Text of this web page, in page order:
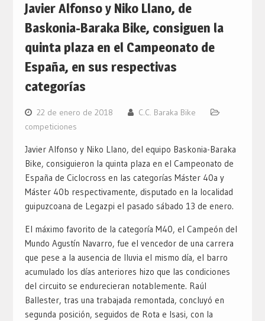
Javier Alfonso y Niko Llano, de
Baskonia-Baraka Bike, consiguen la
quinta plaza en el Campeonato de
España, en sus respectivas
categorías
22 de enero de 2018
C.C. Baraka Bike
competiciones
Javier Alfonso y Niko Llano, del equipo Baskonia-Baraka
Bike, consiguieron la quinta plaza en el Campeonato de
España de Ciclocross en las categorías Máster 40a y
Máster 40b respectivamente, disputado en la localidad
guipuzcoana de Legazpi el pasado sábado 13 de enero.
El máximo favorito de la categoría M40, el Campeón del
Mundo Agustín Navarro, fue el vencedor de una carrera
que pese a la ausencia de lluvia el mismo día, el barro
acumulado los días anteriores hizo que las condiciones
del circuito se endurecieran notablemente. Raúl
Ballester, tras una trabajada remontada, concluyó en
segunda posición, seguidos de Rota e Isasi, con la